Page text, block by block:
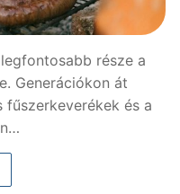
része a
Generációkon át
és a